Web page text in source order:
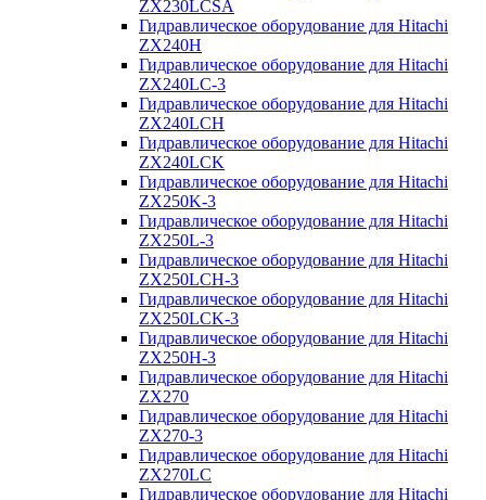
ZX230LCSA
Гидравлическое оборудование для Hitachi
ZX240H
Гидравлическое оборудование для Hitachi
ZX240LC-3
Гидравлическое оборудование для Hitachi
ZX240LCH
Гидравлическое оборудование для Hitachi
ZX240LCK
Гидравлическое оборудование для Hitachi
ZX250K-3
Гидравлическое оборудование для Hitachi
ZX250L-3
Гидравлическое оборудование для Hitachi
ZX250LCH-3
Гидравлическое оборудование для Hitachi
ZX250LCK-3
Гидравлическое оборудование для Hitachi
ZX250Н-3
Гидравлическое оборудование для Hitachi
ZX270
Гидравлическое оборудование для Hitachi
ZX270-3
Гидравлическое оборудование для Hitachi
ZX270LC
Гидравлическое оборудование для Hitachi